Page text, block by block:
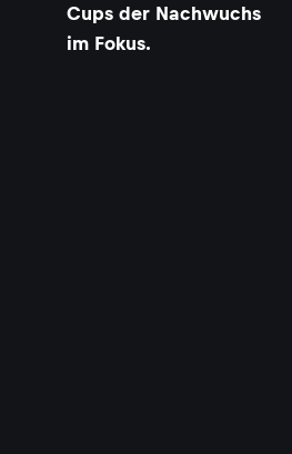
Cups der Nachwuchs
im Fokus.